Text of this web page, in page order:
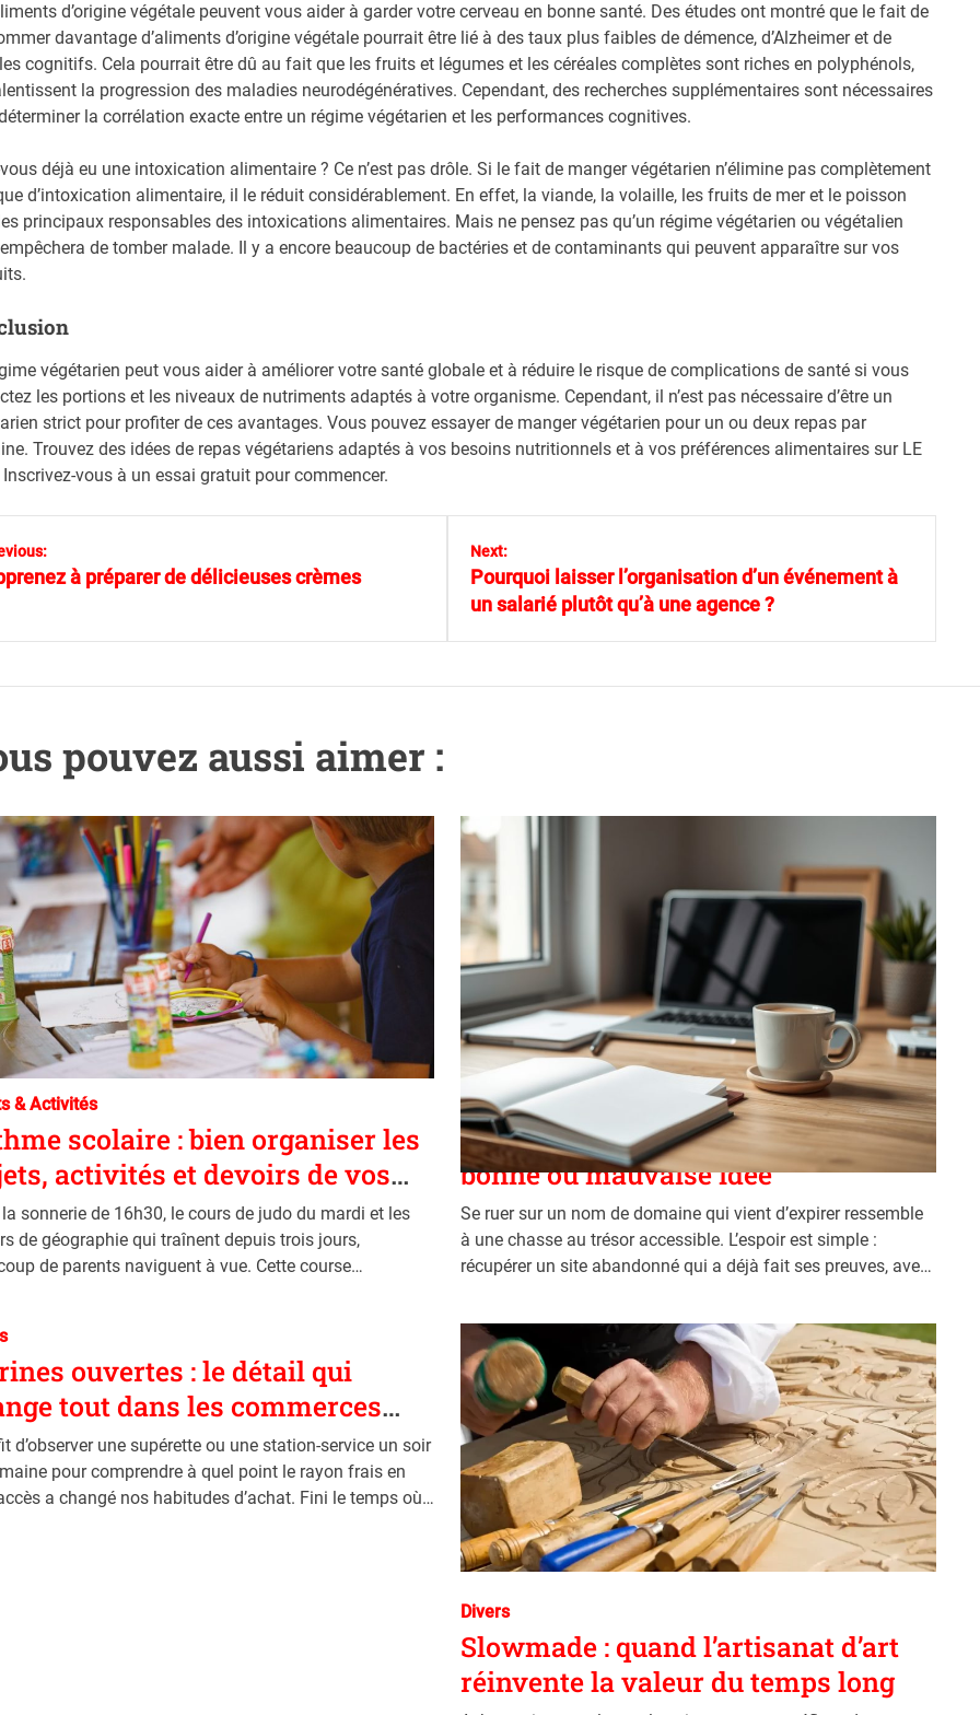
d’origine végétale peuvent vous aider à garder votre cerveau en bonne santé. Des études ont montré que le fait de
davantage d’aliments d’origine végétale pourrait être lié à des taux plus faibles de démence, d’Alzheimer et de
cognitifs. Cela pourrait être dû au fait que les fruits et légumes et les céréales complètes sont riches en polyphénols,
la progression des maladies neurodégénératives. Cependant, des recherches supplémentaires sont nécessaires
la corrélation exacte entre un régime végétarien et les performances cognitives.
déjà eu une intoxication alimentaire ? Ce n’est pas drôle. Si le fait de manger végétarien n’élimine pas complètement
d’intoxication alimentaire, il le réduit considérablement. En effet, la viande, la volaille, les fruits de mer et le poisson
principaux responsables des intoxications alimentaires. Mais ne pensez pas qu’un régime végétarien ou végétalien
de tomber malade. Il y a encore beaucoup de bactéries et de contaminants qui peuvent apparaître sur vos
végétarien peut vous aider à améliorer votre santé globale et à réduire le risque de complications de santé si vous
les portions et les niveaux de nutriments adaptés à votre organisme. Cependant, il n’est pas nécessaire d’être un
strict pour profiter de ces avantages. Vous pouvez essayer de manger végétarien pour un ou deux repas par
Trouvez des idées de repas végétariens adaptés à vos besoins nutritionnels et à vos préférences alimentaires sur LE
Inscrivez-vous à un essai gratuit pour commencer.
à préparer de délicieuses crèmes
Next:
Pourquoi laisser l’organisation d’un événement à
un salarié plutôt qu’à une agence ?
pouvez aussi aimer :
& Activités
scolaire : bien organiser les
activités et devoirs de vos
la sonnerie de 16h30, le cours de judo du mardi et les
de géographie qui traînent depuis trois jours,
de parents naviguent à vue. Cette course
C
a
e
g
o
r
Divers
Acheter un nom de domaine expiré :
bonne ou mauvaise idée
Se ruer sur un nom de domaine qui vient d’expirer ressemble
à une chasse au trésor accessible. L’espoir est simple :
récupérer un site abandonné qui a déjà fait ses preuves, avec
ouvertes : le détail qui
tout dans les commerces
d’observer une supérette ou une station-service un soir
pour comprendre à quel point le rayon frais en
a changé nos habitudes d’achat. Fini le temps où
C
a
t
e
Divers
Slowmade : quand l’artisanat d’art
réinvente la valeur du temps long